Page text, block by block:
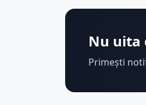
Nu uita
Primești